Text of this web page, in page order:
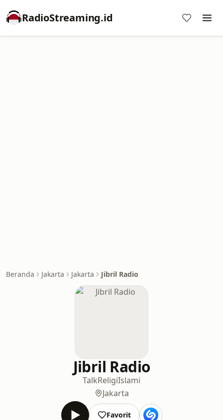
RadioStreaming.id
Beranda Jakarta Jakarta Jibril Radio
Jibril Radio
TalkReligiIslami
Jakarta
Favorit